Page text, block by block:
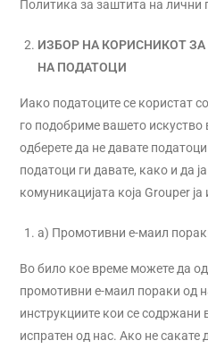
Политика за заштита на лични
ИЗБОР НА КОРИСНИКОТ
НА ПОДАТОЦИ
Иако податоците се користат
го подобриме вашето
одберете да не давате
податоци ги давате, како и да
комуникацијата која Grouper ја
a) Промотивни е-маил
Во било кое време можете да
промотивни е-маил пораки од
инструкциите кои се содржани
испратен од нас. Ако не